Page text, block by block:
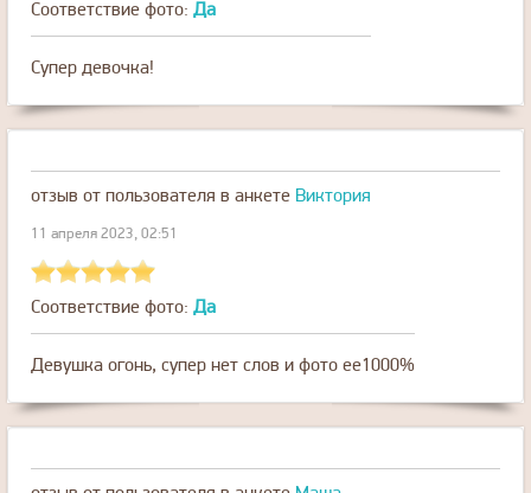
Соответствие фото: Да
Супер девочка!
отзыв от пользователя в анкете Виктория
11 апреля 2023, 02:51
Соответствие фото: Да
Девушка огонь, супер нет слов и фото ее1000%